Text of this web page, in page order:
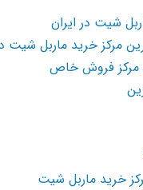
شیت در ایران
مرکز خرید ماربل شیت
مرکز فروش خاص
خرید ماربل شیت